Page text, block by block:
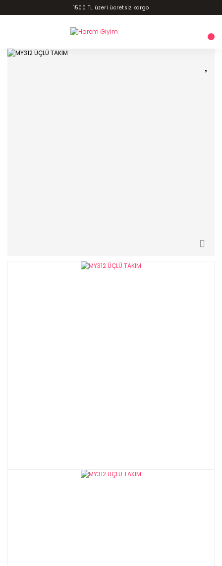
1500 TL üzeri ücretsiz kargo